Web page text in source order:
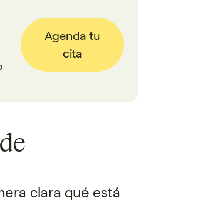
Agenda tu
cita
clara qué está